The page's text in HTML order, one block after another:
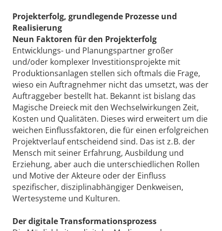
Projekterfolg, grundlegende Prozesse und
Realisierung
Neun Faktoren für den Projekterfolg
Entwicklungs- und Planungspartner großer
und/oder komplexer Investitionsprojekte mit
Produktionsanlagen stellen sich oftmals die Frage,
wieso ein Auftragnehmer nicht das umsetzt, was der
Auftraggeber bestellt hat. Bekannt ist bislang das
Magische Dreieck mit den Wechselwirkungen Zeit,
Kosten und Qualitäten. Dieses wird erweitert um die
weichen Einflussfaktoren, die für einen erfolgreichen
Projektverlauf entscheidend sind. Das ist z. B. der
Mensch mit seiner Erfahrung, Ausbildung und
Erziehung, aber auch die unterschiedlichen Rollen
und Motive der Akteure oder der Einfluss
spezifischer, disziplinabhängiger Denkweisen,
Wertesysteme und Kulturen.
Der digitale Transformationsprozess